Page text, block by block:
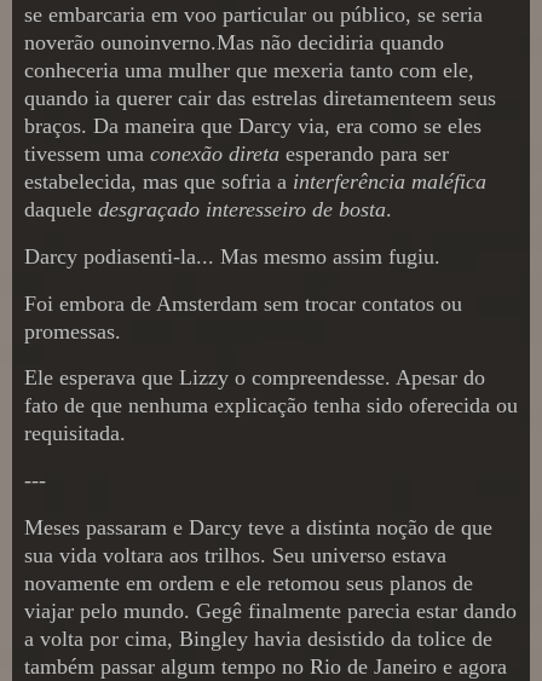
se embarcaria em voo particular ou público, se seria
noverão ounoinverno.Mas não decidiria quando
conheceria uma mulher que mexeria tanto com ele,
quando ia querer cair das estrelas diretamenteem seus
braços. Da maneira que Darcy via, era como se eles
tivessem uma conexão direta esperando para ser
estabelecida, mas que sofria a interferência maléfica
daquele desgraçado interesseiro de bosta.
Darcy podiasenti-la... Mas mesmo assim fugiu.
Foi embora de Amsterdam sem trocar contatos ou
promessas.
Ele esperava que Lizzy o compreendesse. Apesar do
fato de que nenhuma explicação tenha sido oferecida ou
requisitada.
---
Meses passaram e Darcy teve a distinta noção de que
sua vida voltara aos trilhos. Seu universo estava
novamente em ordem e ele retomou seus planos de
viajar pelo mundo. Gegê finalmente parecia estar dando
a volta por cima, Bingley havia desistido da tolice de
também passar algum tempo no Rio de Janeiro e agora